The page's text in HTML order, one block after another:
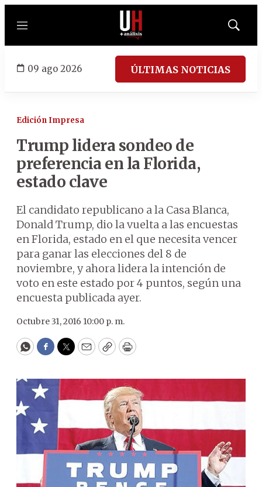
Menú
Mostrar
09 ago 2026 ÚLTIMAS NOTICIAS
Edición Impresa
Trump lidera sondeo de
preferencia en la Florida,
estado clave
El candidato republicano a la Casa Blanca,
Donald Trump, dio la vuelta a las encuestas
en Florida, estado en el que necesita vencer
para ganar las elecciones del 8 de
noviembre, y ahora lidera la intención de
voto en este estado por 4 puntos, según una
encuesta publicada ayer.
Octubre 31, 2016 10:00 p. m.
WhatsApp
Facebook
Twitter
EmailCopyPrint